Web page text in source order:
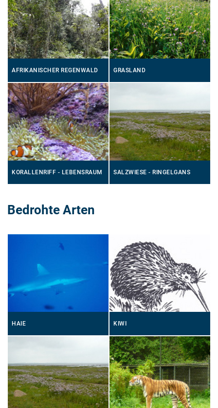
AFRIKANISCHER REGENWALD GRASLAND
KORALLENRIFF - LEBENSRAUM SALZWIESE - RINGELGANS
Bedrohte Arten
HAIE KIWI